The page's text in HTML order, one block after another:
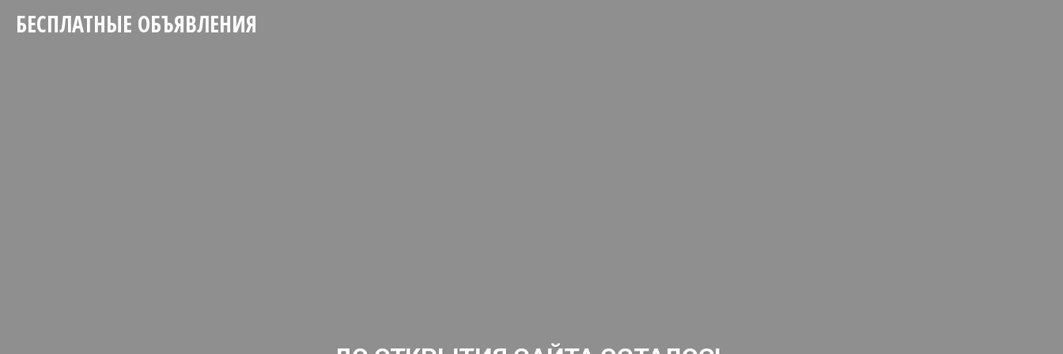
БЕСПЛАТНЫЕ ОБЪЯВЛЕНИЯ